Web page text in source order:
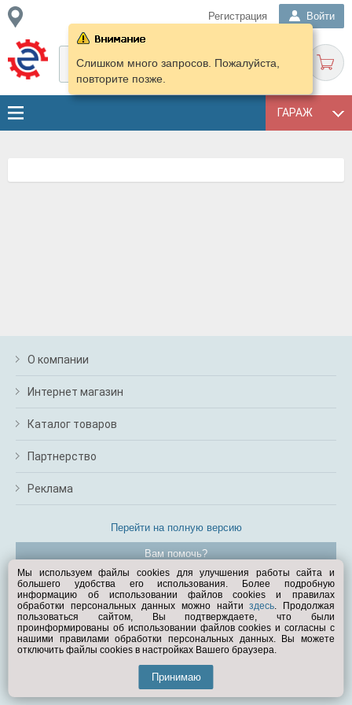
Регистрация Войти
ГАРАЖ
Слишком много запросов. Пожалуйста,
повторите позже.
О компании
Интернет магазин
Каталог товаров
Партнерство
Реклама
Перейти на полную версию
Вам помочь?
© Exist.ru 1998—2026
Мы используем файлы cookies для улучшения работы сайта и
большего удобства его использования. Более подробную
информацию об использовании файлов cookies и правилах
обработки персональных данных можно найтиздесь. Продолжая
пользоваться сайтом, Вы подтверждаете, что были
проинформированы об использовании файлов cookies и согласны с
нашими правилами обработки персональных данных. Вы можете
отключить файлы cookies в настройках Вашего браузера.
Принимаю